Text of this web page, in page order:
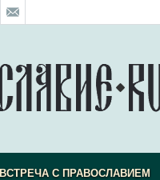
ВСТРЕЧА С ПРАВОСЛАВИЕМ